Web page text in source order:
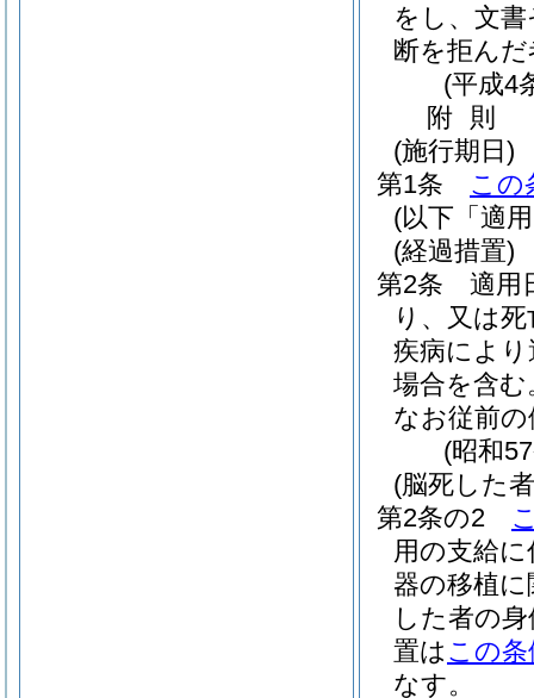
をし、文
断を拒ん
(平成4
附 則
(施行期日)
第1条
この
(以下「適
(経過措置)
第2条
適用
り、又は
疾病によ
場合を含む
なお従前
(昭和
(脳死した
第2条の2
用の支給
器の移植
した者の
置は この条
なす。